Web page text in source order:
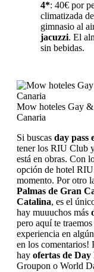
4*: 40€ por
climatizada
gimnasio al
jacuzzi. El
sin bebidas.
Mow hoteles Gay
Canaria
Si buscas day pass
tener los RIU Club
está en obras. Con
opción de hotel
momento. Por otro
Palmas de Gran
Catalina, es el
hay muuuchos más
pero aquí te
experiencia en algún
en los comentarios!
hay ofertas de
Groupon o World